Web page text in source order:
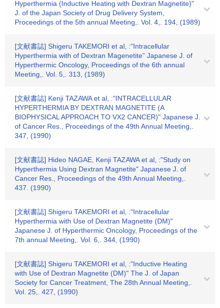
Hyperthermia (Inductive Heating with Dextran Magnetite)"
J. of the Japan Society of Drug Delivery System,
Proceedings of the 5th annual Meeting,. Vol. 4,. 194, (1989)
[文献書誌] Shigeru TAKEMORI et al, :"Intracellular
Hyperthermia with of Dextran Magenetite" Japanese J. of
Hyperthermic Oncology, Proceedings of the 6th annual
Meeting,. Vol. 5,. 313, (1989)
[文献書誌] Kenji TAZAWA et al, :"INTRACELLULAR
HYPERTHERMIA BY DEXTRAN MAGNETITE (A
BIOPHYSICAL APPROACH TO VX2 CANCER)" Japanese J.
of Cancer Res., Proceedings of the 49th Annual Meeting,.
347, (1990)
[文献書誌] Hideo NAGAE, Kenji TAZAWA et al, :"Study on
Hyperthermia Using Dextran Magnetite" Japanese J. of
Cancer Res., Proceedings of the 49th Annual Meeting,.
437. (1990)
[文献書誌] Shigeru TAKEMORI et al, :"Intracellular
Hyperthermia with Use of Dextran Magnetite (DM)"
Japanese J. of Hyperthermic Oncology, Proceedings of the
7th annual Meeting,. Vol. 6,. 344, (1990)
[文献書誌] Shigeru TAKEMORI et al, :"Inductive Heating
with Use of Dextran Magnetite (DM)" The J. of Japan
Society for Cancer Treatment, The 28th Annual Meeting,.
Vol. 25,. 427, (1990)